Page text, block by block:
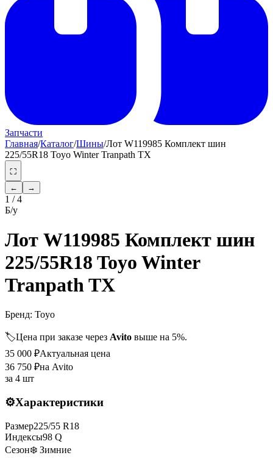
Запчасти
Главная/Каталог/Шины/Лот W119985 Комплект шин
225/55R18 Toyo Winter Tranpath TX
⛶
←
→
1 /4
Б/у
Лот W119985 Комплект шин
225/55R18 Toyo Winter
Tranpath TX
Бренд: Toyo
🏷️Цена при заказе через Avito выше на 5%.
35 000 ₽Актуальная цена
36 750 ₽на Avito
за 4 шт
⚙️Характеристики
Размер225/55 R18
Индексы98 Q
Сезон❄️ Зимние